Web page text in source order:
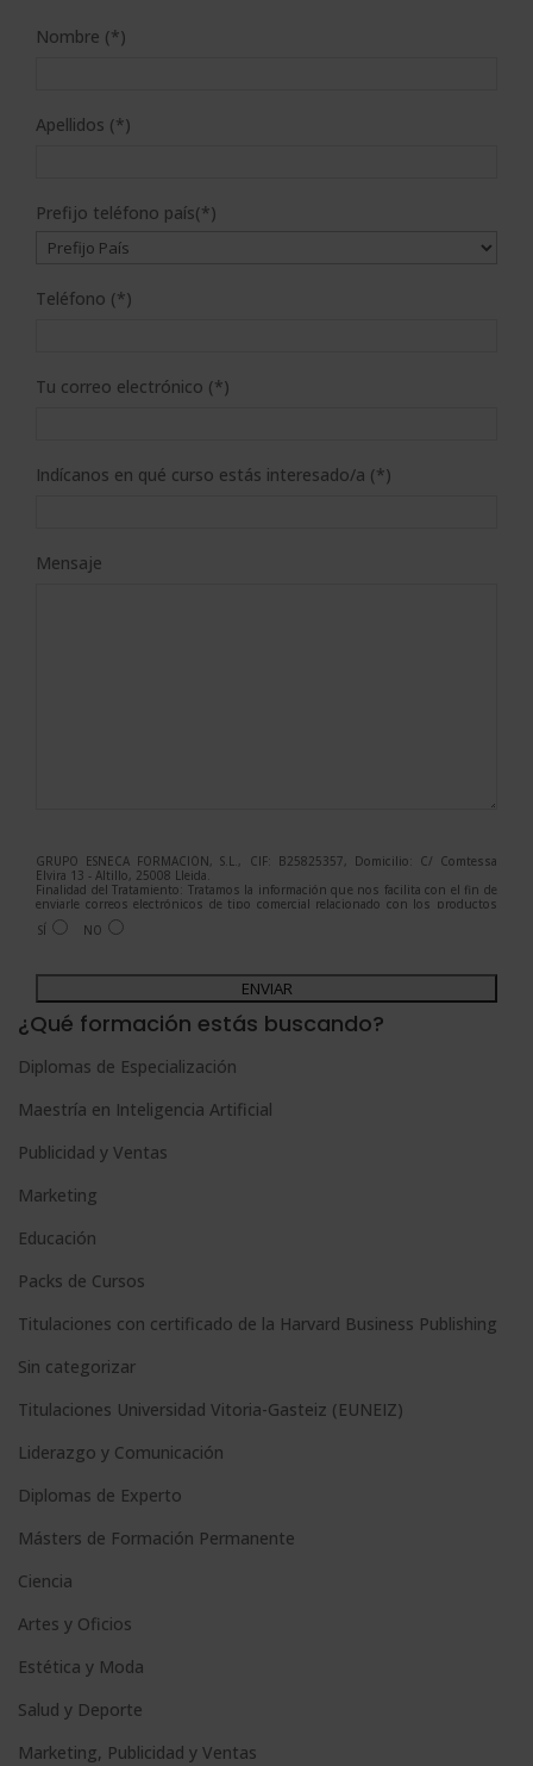
Nombre (*)
Apellidos (*)
Prefijo teléfono país(*)
Teléfono (*)
Tu correo electrónico (*)
Indícanos en qué curso estás interesado/a (*)
Mensaje
GRUPO ESNECA FORMACIÓN, S.L., CIF: B25825357, Domicilio: C/ Comtessa
Elvira 13 - Altillo, 25008 Lleida.
Finalidad del Tratamiento: Tratamos la información que nos facilita con el fin de
enviarle correos electrónicos de tipo comercial relacionado con los productos
ofrecidos y otros tipo de productos que fueran de su interés.
Legitimación del tratamiento: Consentimiento del interesado.
Para más información consulte nuestra Política de Privacidad.
Desea recibir información comercial (vía telefónica y/o email):
SÍ NO
A
l
e
r
n
i
v
e
¿Qué formación estás buscando?
Diplomas de Especialización
Maestría en Inteligencia Artificial
Publicidad y Ventas
Marketing
Educación
Packs de Cursos
Titulaciones con certificado de la Harvard Business Publishing
Sin categorizar
Titulaciones Universidad Vitoria-Gasteiz (EUNEIZ)
Liderazgo y Comunicación
Diplomas de Experto
Másters de Formación Permanente
Ciencia
Artes y Oficios
Estética y Moda
Salud y Deporte
Marketing, Publicidad y Ventas